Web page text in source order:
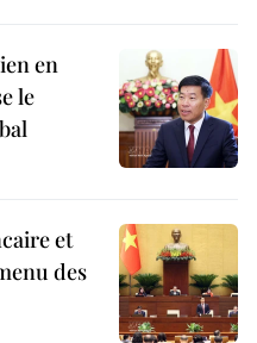
en
le
et
des